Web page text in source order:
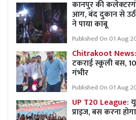
कानपुर की
आग, बंद दुकान से
ने पाया काबू
Published On 01 Aug
Chitrakoot News:
टकराई स्कूली बस,
गंभीर
Published On 01 Aug
UP T20 League:
प्राइज, बस करना